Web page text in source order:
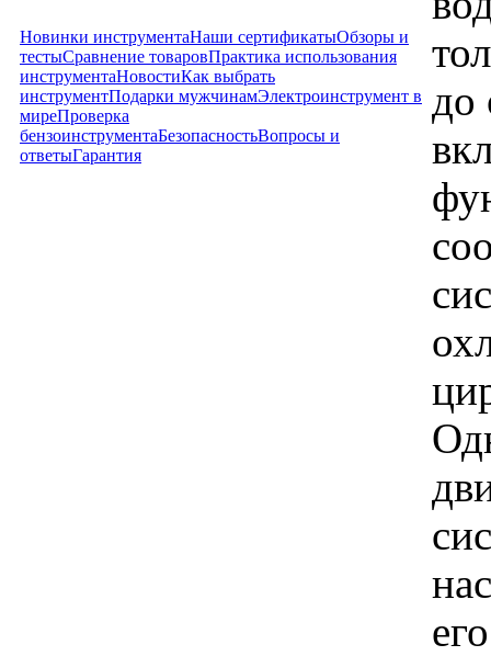
Новинки инструментаНаши сертификатыОбзоры и
тестыСравнение товаровПрактика использования
инструментаНовостиКак выбрать
инструментПодарки мужчинамЭлектроинструмент в
миреПроверка
бензоинструментаБезопасностьВопросы и
ответыГарантия
до